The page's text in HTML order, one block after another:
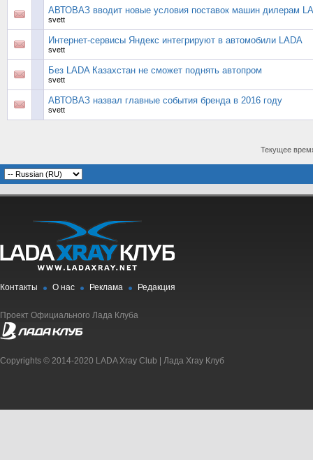
АВТОВАЗ вводит новые условия поставок машин дилерам
svett
Интернет-сервисы Яндекс интегрируют в автомобили LADA
svett
Без LADA Казахстан не сможет поднять автопром
svett
АВТОВАЗ назвал главные события бренда в 2016 году
svett
Текущее
Контакты О нас Реклама Редакция
Проект Официального Лада Клуба
Copyrights © 2014-2020 LADA Xray Club | Лада Xray Клуб